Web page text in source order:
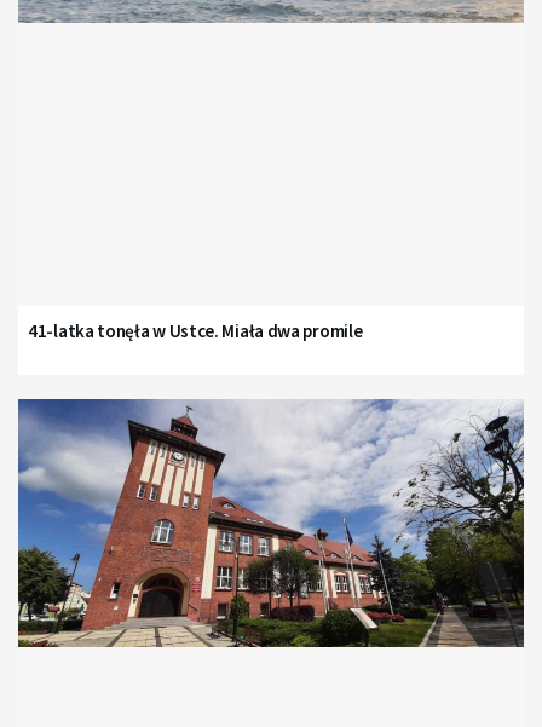
41-latka tonęła w Ustce. Miała dwa promile